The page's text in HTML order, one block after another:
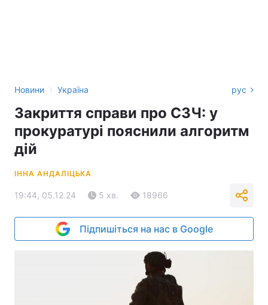
Новини › Україна рус
Закриття справи про СЗЧ: у
прокуратурі пояснили алгоритм
дій
ІННА АНДАЛІЦЬКА
19:44, 05.12.24 5 хв. 18966
Підпишіться на нас в Google